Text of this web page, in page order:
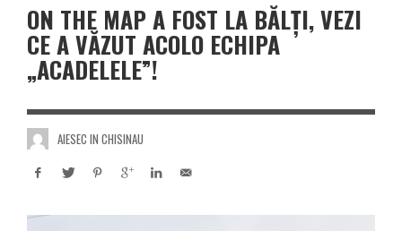
ON THE MAP A FOST LA BĂLȚI, VEZI
CE A VĂZUT ACOLO ECHIPA
„ACADELELE”!
AIESEC IN CHISINAU